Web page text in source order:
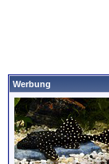
Werbung